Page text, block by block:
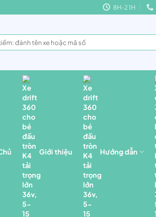
8H-21H
Giới thiệu Hướng dẫn